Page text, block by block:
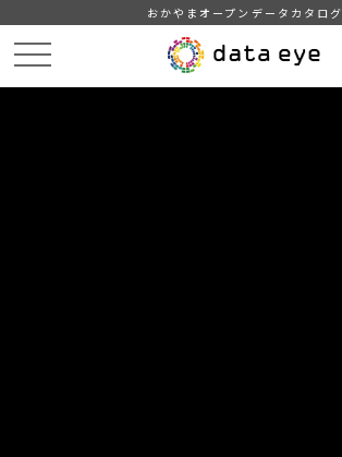
おかやまオープンデータカタログ